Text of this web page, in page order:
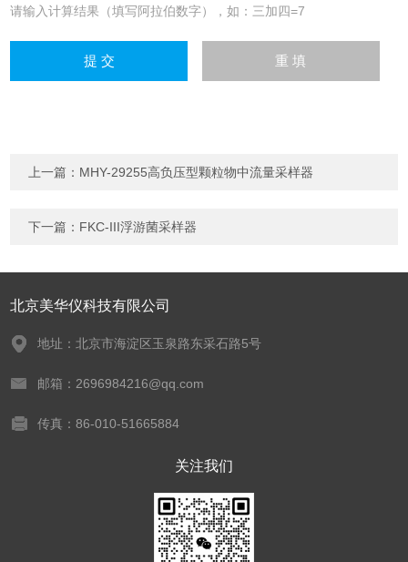
请输入计算结果（填写阿拉伯数字），如：三加四=7
上一篇： MHY-29255高负压型颗粒物中流量采样器
下一篇： FKC-III浮游菌采样器
北京美华仪科技有限公司
地址：北京市海淀区玉泉路东采石路5号
邮箱：2696984216@qq.com
传真：86-010-51665884
关注我们